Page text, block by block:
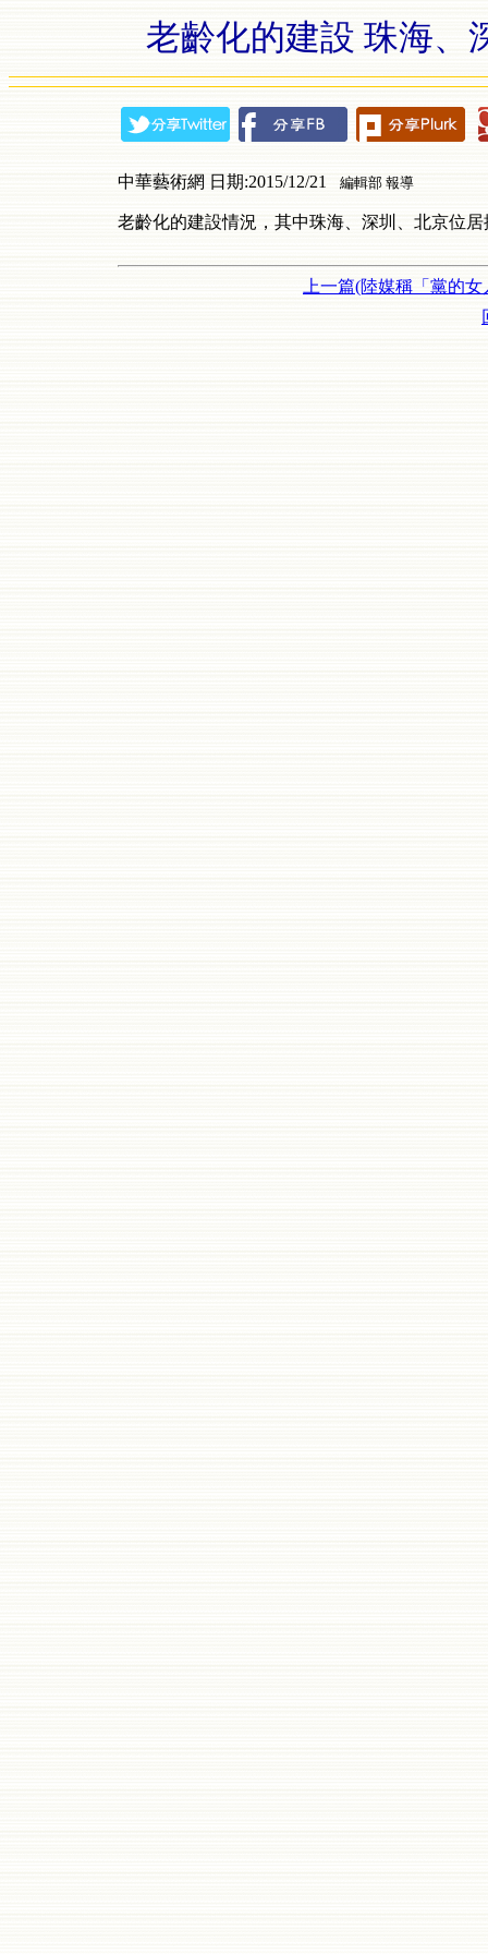
老齡化的建設 珠海、
中華藝術網 日期:2015/12/21 編輯部 報導
老齡化的建設情況，其中珠海、深圳、北京位
上一篇(陸媒稱「黨的